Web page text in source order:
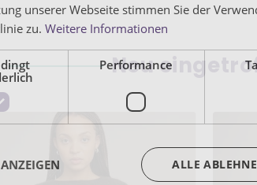
Neu
unserer Webseite stimmen Sie der
zu. Weitere Informationen
Performance
ALLE